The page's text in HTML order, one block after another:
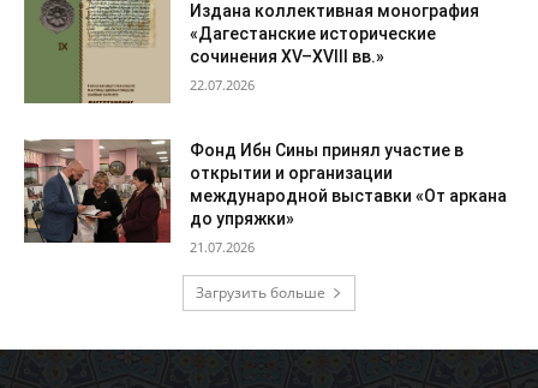
Издана коллективная монография
«Дагестанские исторические
сочинения XV–XVIII вв.»
22.07.2026
Фонд Ибн Сины принял участие в
открытии и организации
международной выставки «От аркана
до упряжки»
21.07.2026
Загрузить больше